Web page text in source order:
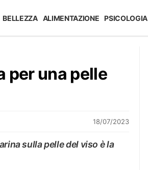
BELLEZZA ALIMENTAZIONE PSICOLOGIA
per una pelle
18/07/2023
sulla pelle del viso è la